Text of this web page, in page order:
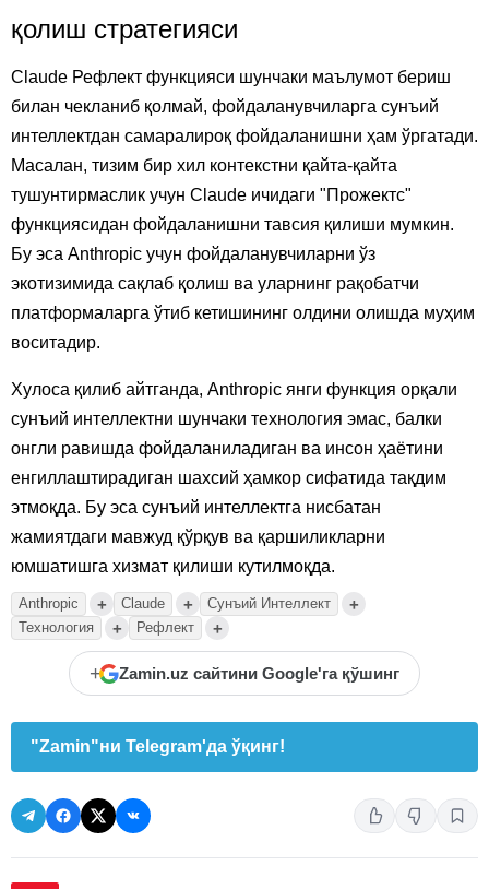
қолиш стратегияси
Claude Рефлект функцияси шунчаки маълумот бериш
билан чекланиб қолмай, фойдаланувчиларга сунъий
интеллектдан самаралироқ фойдаланишни ҳам ўргатади.
Масалан, тизим бир хил контекстни қайта-қайта
тушунтирмаслик учун Claude ичидаги "Прожектс"
функциясидан фойдаланишни тавсия қилиши мумкин.
Бу эса Anthropic учун фойдаланувчиларни ўз
экотизимида сақлаб қолиш ва уларнинг рақобатчи
платформаларга ўтиб кетишининг олдини олишда муҳим
воситадир.
Хулоса қилиб айтганда, Anthropic янги функция орқали
сунъий интеллектни шунчаки технология эмас, балки
онгли равишда фойдаланиладиган ва инсон ҳаётини
енгиллаштирадиган шахсий ҳамкор сифатида тақдим
этмоқда. Бу эса сунъий интеллектга нисбатан
жамиятдаги мавжуд қўрқув ва қаршиликларни
юмшатишга хизмат қилиши кутилмоқда.
Anthropic + Claude + Сунъий Интеллект +
Технология + Рефлект +
+ Zamin.uz сайтини Google'га қўшинг
"Zamin"ни Telegram'да ўқинг!